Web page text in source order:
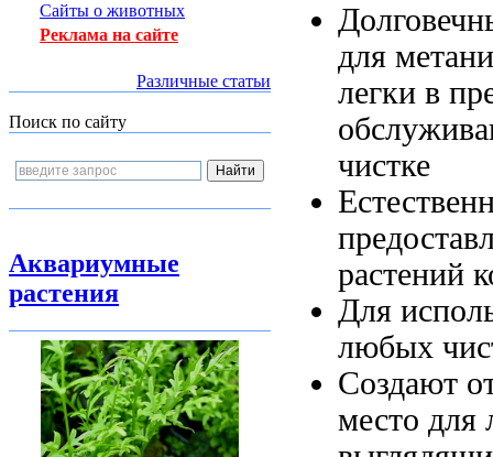
Сайты о животных
Реклама на сайте
Различные статьи
Поиск по сайту
Аквариумные
растения
для
легки в
чистке
растений
Для
любых
Создают
место для